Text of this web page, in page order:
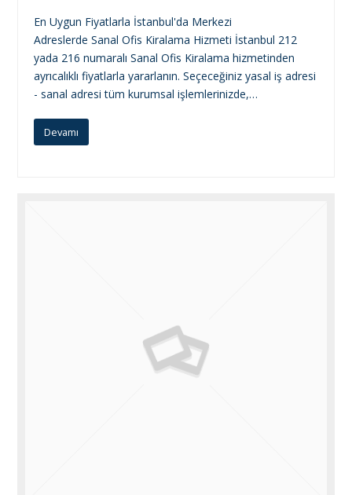
En Uygun Fiyatlarla İstanbul'da Merkezi
Adreslerde Sanal Ofis Kiralama Hizmeti İstanbul 212
yada 216 numaralı Sanal Ofis Kiralama hizmetinden
ayrıcalıklı fiyatlarla yararlanın. Seçeceğiniz yasal iş adresi
- sanal adresi tüm kurumsal işlemlerinizde,…
Devamı